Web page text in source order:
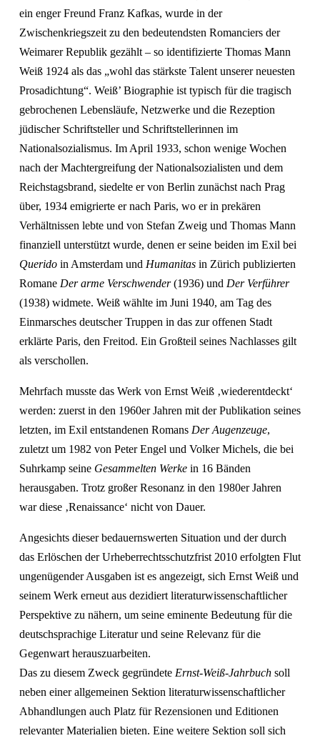
ein enger Freund Franz Kafkas, wurde in der
Zwischenkriegszeit zu den bedeutendsten Romanciers der
Weimarer Republik gezählt – so identifizierte Thomas Mann
Weiß 1924 als das „wohl das stärkste Talent unserer neuesten
Prosadichtung“. Weiß’ Biographie ist typisch für die tragisch
gebrochenen Lebensläufe, Netzwerke und die Rezeption
jüdischer Schriftsteller und Schriftstellerinnen im
Nationalsozialismus. Im April 1933, schon wenige Wochen
nach der Machtergreifung der Nationalsozialisten und dem
Reichstagsbrand, siedelte er von Berlin zunächst nach Prag
über, 1934 emigrierte er nach Paris, wo er in prekären
Verhältnissen lebte und von Stefan Zweig und Thomas Mann
finanziell unterstützt wurde, denen er seine beiden im Exil bei
Querido in Amsterdam und Humanitas in Zürich publizierten
Romane Der arme Verschwender(1936) und Der Verführer
(1938) widmete. Weiß wählte im Juni 1940, am Tag des
Einmarsches deutscher Truppen in das zur offenen Stadt
erklärte Paris, den Freitod. Ein Großteil seines Nachlasses gilt
als verschollen.
Mehrfach musste das Werk von Ernst Weiß ‚wiederentdeckt‘
werden: zuerst in den 1960er Jahren mit der Publikation seines
letzten, im Exil entstandenen Romans Der Augenzeuge,
zuletzt um 1982 von Peter Engel und Volker Michels, die bei
Suhrkamp seine Gesammelten Werke in 16 Bänden
herausgaben. Trotz großer Resonanz in den 1980er Jahren
war diese ‚Renaissance‘ nicht von Dauer.
Angesichts dieser bedauernswerten Situation und der durch
das Erlöschen der Urheberrechtsschutzfrist 2010 erfolgten Flut
ungenügender Ausgaben ist es angezeigt, sich Ernst Weiß und
seinem Werk erneut aus dezidiert literaturwissenschaftlicher
Perspektive zu nähern, um seine eminente Bedeutung für die
deutschsprachige Literatur und seine Relevanz für die
Gegenwart herauszuarbeiten.
Das zu diesem Zweck gegründete Ernst-Weiß-Jahrbuch soll
neben einer allgemeinen Sektion literaturwissenschaftlicher
Abhandlungen auch Platz für Rezensionen und Editionen
relevanter Materialien bieten. Eine weitere Sektion soll sich